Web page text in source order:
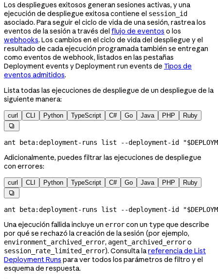
Los despliegues exitosos generan sesiones activas, y una
ejecución de despliegue exitosa contiene el session_id
asociado. Para seguir el ciclo de vida de una sesión, rastrea los
eventos de la sesión a través del flujo de eventos o los
webhooks. Los cambios en el ciclo de vida del despliegue y el
resultado de cada ejecución programada también se entregan
como eventos de webhook, listados en las pestañas
Deployment events y Deployment run events de Tipos de
eventos admitidos.
Lista todas las ejecuciones de despliegue de un despliegue de la
siguiente manera:
curl CLI Python TypeScript C# Go Java PHP Ruby

ant beta:deployment-runs list --deployment-id "
Adicionalmente, puedes filtrar las ejecuciones de despliegue
con errores:
curl CLI Python TypeScript C# Go Java PHP Ruby

ant beta:deployment-runs list --deployment-id "
Una ejecución fallida incluye un errorcon un typeque describe
por qué se rechazó la creación de la sesión (por ejemplo,
environment_archived_error, agent_archived_erroro
session_rate_limited_error). Consulta lareferencia de List
Deployment Runs para ver todos los parámetros de filtro y el
esquema de respuesta.